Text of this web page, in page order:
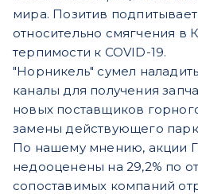
мира. Позитив
относительно смягчения в
терпимости к COVID-19.
"Норникель" сумел
каналы для получения
новых поставщиков
замены действующего
По нашему мнению, акции
недооценены на 29,2% по
сопоставимых компаний